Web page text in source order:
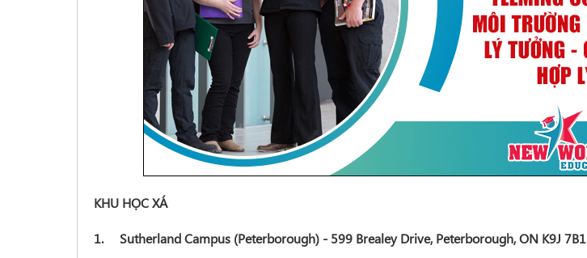
KHU HỌC XÁ
1. Sutherland Campus (Peterborough) - 599 Brealey Drive, Peterborough, ON K9J 7B1